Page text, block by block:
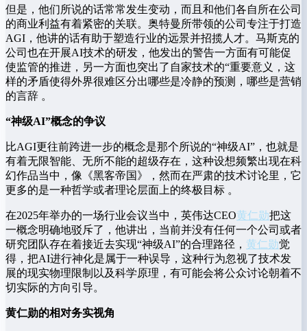
但是，他们所说的话常常发生变动，而且和他们各自所在公司
的商业利益有着紧密的关联。奥特曼所带领的公司专注于打造
AGI，他讲的话有助于塑造行业的远景并招揽人才。马斯克的
公司也在开展AI技术的研发，他发出的警告一方面有可能促
使监管的推进，另一方面也突出了自家技术的“重要意义，这
样的矛盾使得外界很难区分出哪些是冷静的预测，哪些是营销
的言辞 。
“神级AI”概念的争议
比AGI更往前跨进一步的概念是那个所说的“神级AI”，也就是
有着无限智能、无所不能的超级存在，这种设想频繁出现在科
幻作品当中，像《黑客帝国》，然而在严肃的技术讨论里，它
更多的是一种哲学或者理论层面上的终极目标 。
在2025年举办的一场行业会议当中，英伟达CEO黄仁勋把这
一概念明确地驳斥了，他讲出，当前并没有任何一个公司或者
研究团队存在着接近去实现“神级AI”的合理路径， 黄仁勋觉
得，把AI进行神化是属于一种误导，这种行为忽视了技术发
展的现实物理限制以及科学原理，有可能会将公众讨论朝着不
切实际的方向引导。
黄仁勋的相对务实视角